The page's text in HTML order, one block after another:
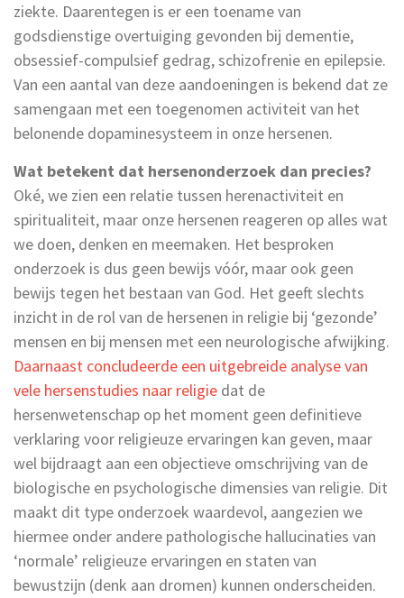
ziekte. Daarentegen is er een toename van
godsdienstige overtuiging gevonden bij dementie,
obsessief-compulsief gedrag, schizofrenie en epilepsie.
Van een aantal van deze aandoeningen is bekend dat ze
samengaan met een toegenomen activiteit van het
belonende dopaminesysteem in onze hersenen.
Wat betekent dat hersenonderzoek dan precies?
Oké, we zien een relatie tussen herenactiviteit en
spiritualiteit, maar onze hersenen reageren op alles wat
we doen, denken en meemaken. Het besproken
onderzoek is dus geen bewijs vóór, maar ook geen
bewijs tegen het bestaan van God. Het geeft slechts
inzicht in de rol van de hersenen in religie bij ‘gezonde’
mensen en bij mensen met een neurologische afwijking.
Daarnaast concludeerde een uitgebreide analyse van
vele hersenstudies naar religie dat de
hersenwetenschap op het moment geen definitieve
verklaring voor religieuze ervaringen kan geven, maar
wel bijdraagt aan een objectieve omschrijving van de
biologische en psychologische dimensies van religie. Dit
maakt dit type onderzoek waardevol, aangezien we
hiermee onder andere pathologische hallucinaties van
‘normale’ religieuze ervaringen en staten van
bewustzijn (denk aan dromen) kunnen onderscheiden.